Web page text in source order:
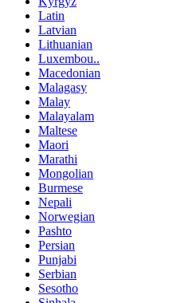
Latin
Latvian
Lithuanian
Luxembou..
Macedonian
Malagasy
Malay
Malayalam
Maltese
Maori
Marathi
Mongolian
Burmese
Nepali
Norwegian
Pashto
Persian
Punjabi
Serbian
Sesotho